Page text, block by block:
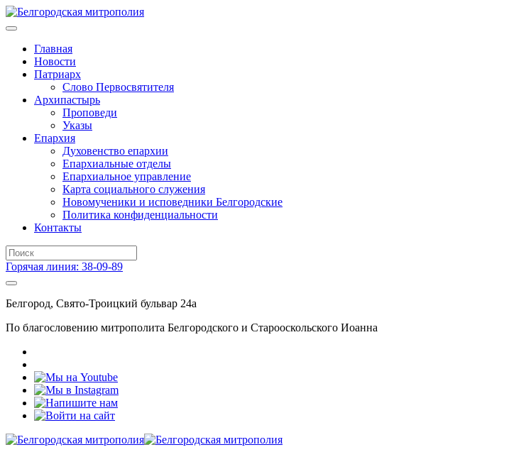
Главная
Новости
Патриарх
Слово Первосвятителя
Архипастырь
Проповеди
Указы
Епархия
Духовенство епархии
Епархиальные отделы
Епархиальное управление
Карта социального служения
Новомученики и исповедники Белгородские
Политика конфиденциальности
Контакты
Горячая линия: 38-09-89
Белгород, Свято-Троицкий бульвар 24а
По благословению митрополита Белгородского и Старооскольского Иоанна